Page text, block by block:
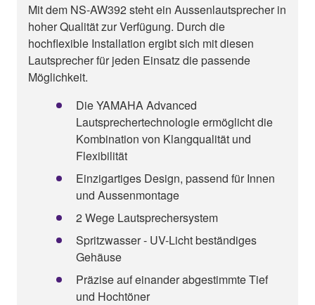
Mit dem NS-AW392 steht ein Aussenlautsprecher in
hoher Qualität zur Verfügung. Durch die
hochflexible Installation ergibt sich mit diesen
Lautsprecher für jeden Einsatz die passende
Möglichkeit.
Die YAMAHA Advanced
Lautsprechertechnologie ermöglicht die
Kombination von Klangqualität und
Flexibilität
Einzigartiges Design, passend für Innen
und Aussenmontage
2 Wege Lautsprechersystem
Spritzwasser - UV-Licht beständiges
Gehäuse
Präzise auf einander abgestimmte Tief
und Hochtöner